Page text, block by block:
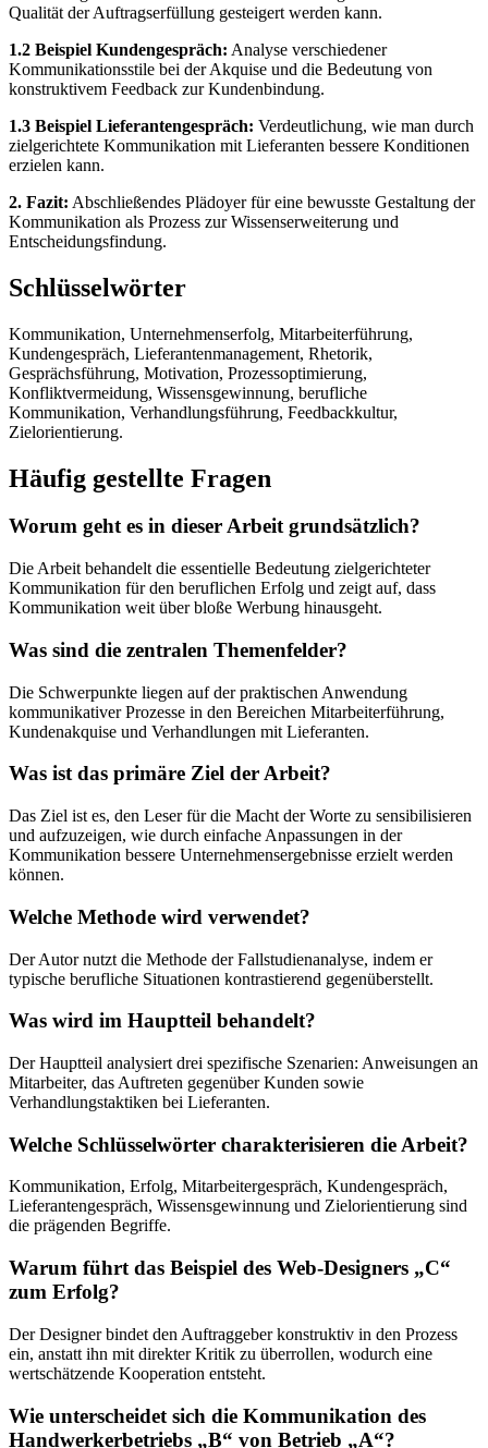
Qualität der Auftragserfüllung gesteigert werden kann.
1.2 Beispiel Kundengespräch: Analyse verschiedener
Kommunikationsstile bei der Akquise und die Bedeutung von
konstruktivem Feedback zur Kundenbindung.
1.3 Beispiel Lieferantengespräch: Verdeutlichung, wie man durch
zielgerichtete Kommunikation mit Lieferanten bessere Konditionen
erzielen kann.
2. Fazit: Abschließendes Plädoyer für eine bewusste Gestaltung der
Kommunikation als Prozess zur Wissenserweiterung und
Entscheidungsfindung.
Schlüsselwörter
Kommunikation, Unternehmenserfolg, Mitarbeiterführung,
Kundengespräch, Lieferantenmanagement, Rhetorik,
Gesprächsführung, Motivation, Prozessoptimierung,
Konfliktvermeidung, Wissensgewinnung, berufliche
Kommunikation, Verhandlungsführung, Feedbackkultur,
Zielorientierung.
Häufig gestellte Fragen
Worum geht es in dieser Arbeit grundsätzlich?
Die Arbeit behandelt die essentielle Bedeutung zielgerichteter
Kommunikation für den beruflichen Erfolg und zeigt auf, dass
Kommunikation weit über bloße Werbung hinausgeht.
Was sind die zentralen Themenfelder?
Die Schwerpunkte liegen auf der praktischen Anwendung
kommunikativer Prozesse in den Bereichen Mitarbeiterführung,
Kundenakquise und Verhandlungen mit Lieferanten.
Was ist das primäre Ziel der Arbeit?
Das Ziel ist es, den Leser für die Macht der Worte zu sensibilisieren
und aufzuzeigen, wie durch einfache Anpassungen in der
Kommunikation bessere Unternehmensergebnisse erzielt werden
können.
Welche Methode wird verwendet?
Der Autor nutzt die Methode der Fallstudienanalyse, indem er
typische berufliche Situationen kontrastierend gegenüberstellt.
Was wird im Hauptteil behandelt?
Der Hauptteil analysiert drei spezifische Szenarien: Anweisungen an
Mitarbeiter, das Auftreten gegenüber Kunden sowie
Verhandlungstaktiken bei Lieferanten.
Welche Schlüsselwörter charakterisieren die Arbeit?
Kommunikation, Erfolg, Mitarbeitergespräch, Kundengespräch,
Lieferantengespräch, Wissensgewinnung und Zielorientierung sind
die prägenden Begriffe.
Warum führt das Beispiel des Web-Designers „C“
zum Erfolg?
Der Designer bindet den Auftraggeber konstruktiv in den Prozess
ein, anstatt ihn mit direkter Kritik zu überrollen, wodurch eine
wertschätzende Kooperation entsteht.
Wie unterscheidet sich die Kommunikation des
Handwerkerbetriebs „B“ von Betrieb „A“?